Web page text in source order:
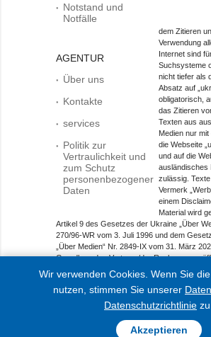
Notstand und
Notfälle
AGENTUR
Über uns
Kontakte
services
Politik zur
Vertraulichkeit und
zum Schutz
personenbezogener
Daten
dem Zitieren
Verwendung
Internet sind
Suchsysteme
nicht tiefer als
Absatz auf
obligatorisch,
das Zitieren
Texten aus
Medien nur
die Webseite
und auf die
ausländisches
zulässig.
Vermerk
einem
Material wird
Artikel 9 des Gesetzes der Ukraine „Über
270/96-WR vom 3. Juli 1996 und dem
„Über Medien“ Nr. 2849-IX vom 31. März
Grundlage des Vertrags/der Rechnung
Objekt im Bereich Onlinemedien; Medien-ID
© 2015-2026 Ukrinform. Alle Rechte sind
Wir verwenden Cookies. Wenn Sie
nutzen, stimmen Sie unserer
Datenschutzrichtlinie zu.
Akzeptieren